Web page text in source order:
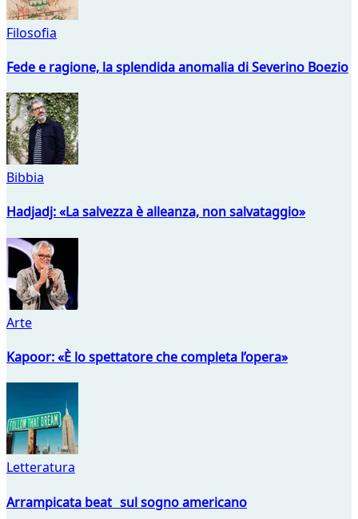
Filosofia
Fede e ragione, la splendida anomalia di Severino Boezio
Bibbia
Hadjadj: «La salvezza è alleanza, non salvataggio»
Arte
Kapoor: «È lo spettatore che completa l’opera»
Letteratura
Arrampicata beat sul sogno americano